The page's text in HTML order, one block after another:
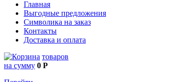
Главная
Выгодные предложения
Символика на заказ
Контакты
Доставка и оплата
товаров
на сумму 0 Р